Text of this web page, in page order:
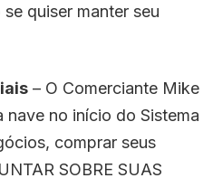
quiser manter seu
– O Comerciante Mike
nave no início do Sistema
comprar seus
SOBRE SUAS